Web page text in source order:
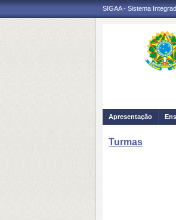
SIGAA - Sistema
Apresentação
Turmas